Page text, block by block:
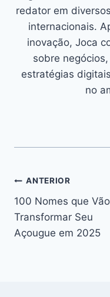
redator em
internacionais.
inovação, Joca
sobre
estratégias
no
Navegação
de
Post
ANTERIOR
100 Nomes que Vão
Transformar Seu
Açougue em 2025